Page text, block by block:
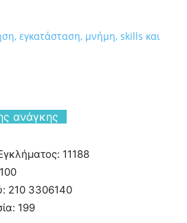
εγκατάσταση, μνήμη, skills και
ανάγκης
11188
210 3306140
199